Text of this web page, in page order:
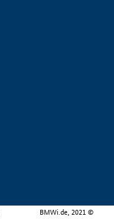
BMWi.de, 2021 ©